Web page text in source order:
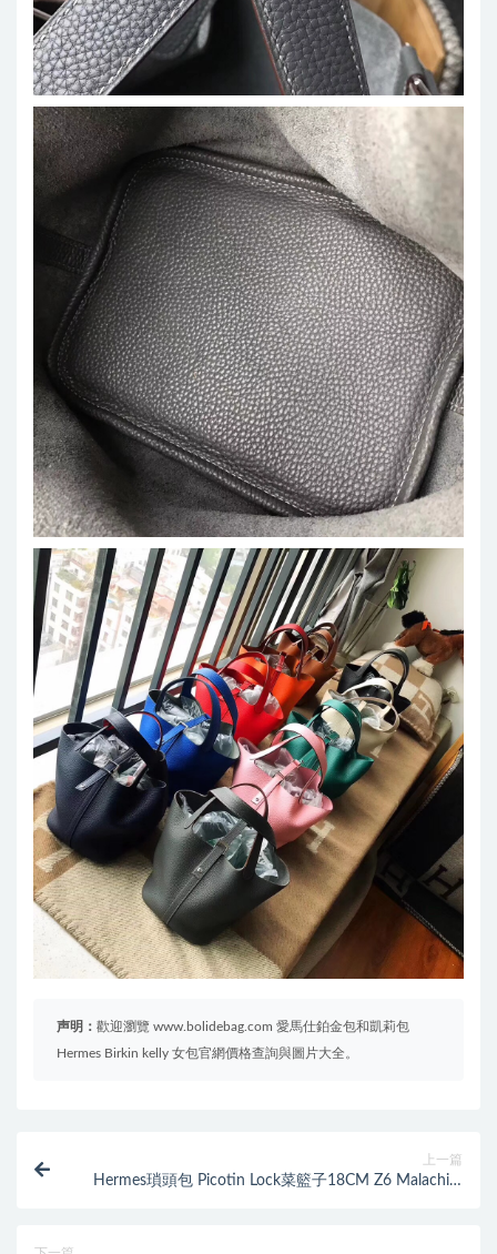
声明： 歡迎瀏覽 www.bolidebag.com 愛馬仕鉑金包和凱莉包
Hermes Birkin kelly 女包官網價格查詢與圖片大全。
上一篇
Hermes瑣頭包 Picotin Lock菜籃子18CM Z6 Malachite